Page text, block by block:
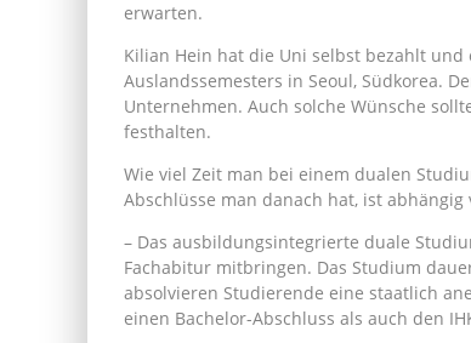
erwarten.
Kilian Hein hat die Uni selbst bezahlt
Auslandssemesters in Seoul, Südkorea.
Unternehmen. Auch solche Wünsche
festhalten.
Wie viel Zeit man bei einem dualen
Abschlüsse man danach hat, ist
– Das ausbildungsintegrierte duale
Fachabitur mitbringen. Das Studium
absolvieren Studierende eine staatlich
einen Bachelor-Abschluss als auch den